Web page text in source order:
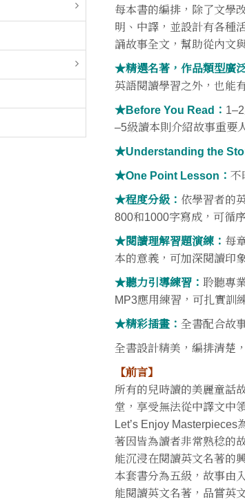
每本書的編排，除了文學
明、中譯，並設計有各種
誦故事全文，幫助從內文
★精選名著，作品類型廣
英語閱讀學習之外，也能
★Before You Read：
–5級讀本則介紹故事重要
★Understanding the
★One Point Lesson：不
★程度分級： 依學習者的
800和1000字寫成，可循
★閱讀理解習題演練： 每
本的意義，可加深閱讀印
★聽力引導練習：聆聽專
MP3應用練習，可扎實訓
★精彩插畫：全書配合故
全書設計精美，編排清楚
【前言】
所有的兒時讀的美麗童話
堂，享受無法從中譯文中
Let’s Enjoy
著因皆為讀者非常熟稔的
能沉浸在閱讀英文名著的
本套書分為五級，故事由
能閱讀英文名著，品嘗英